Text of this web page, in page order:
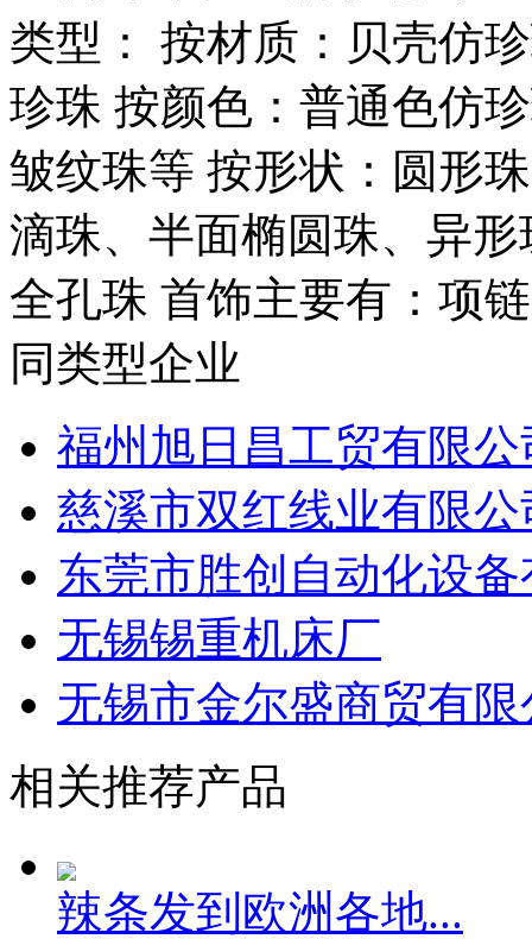
类型： 按材质：贝壳仿
珍珠 按颜色：普通色仿
皱纹珠等 按形状：圆形
滴珠、半面椭圆珠、异
全孔珠 首饰主要有：项
同类型企业
福州旭日昌工贸有限公
慈溪市双红线业有限公
东莞市胜创自动化设
无锡锡重机床厂
无锡市金尔盛商贸有限
相关推荐产品
辣条发到欧洲各地...